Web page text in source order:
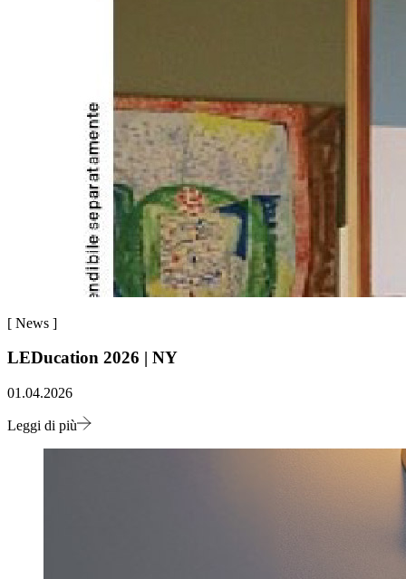
[ News ]
LEDucation 2026 | NY
01.04.2026
Leggi di più